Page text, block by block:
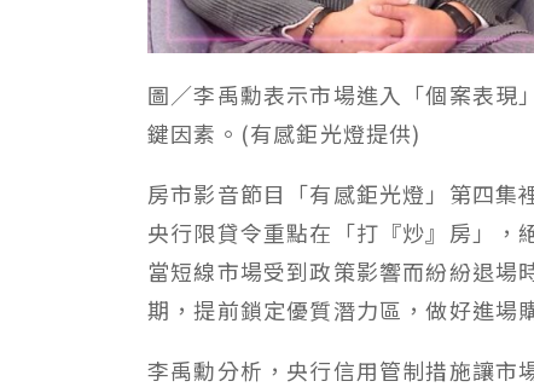
圖／李禹勳表示市場進入「個案表現
鍵因素。 (有感鉅光燈提供)
房市影音節目「有感鉅光燈」第四集
央行限貸令重點在「打『炒』房」，
當短線市場受到政策影響而紛紛退場
期，提前鎖定優質潛力區，做好進場
李禹勳分析，央行信用管制措施讓市